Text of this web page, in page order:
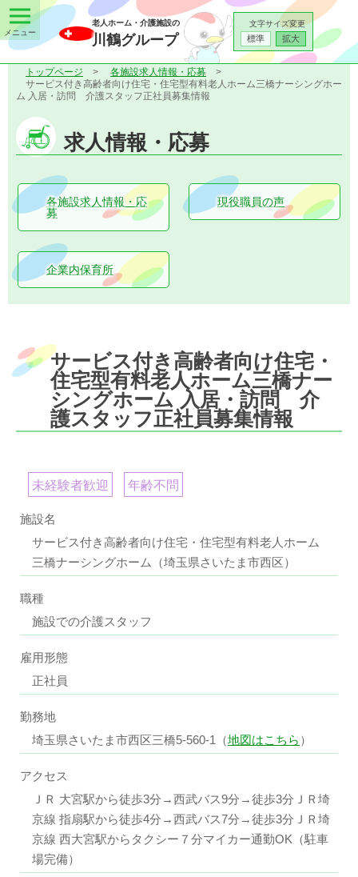
老人ホーム・介護施設の
川鶴グループ
文字サイズ変更
標準 拡大
トップページ
各施設求人情報・応募
サービス付き高齢者向け住宅・住宅型有料老人ホーム三橋ナーシングホー
ム 入居・訪問 介護スタッフ正社員募集情報
求人情報・応募
各施設求人情報・応
募
現役職員の声
企業内保育所
サービス付き高齢者向け住宅・
住宅型有料老人ホーム三橋ナー
シングホーム 入居・訪問 介
護スタッフ正社員募集情報
未経験者歓迎 年齢不問
施設名
サービス付き高齢者向け住宅・住宅型有料老人ホーム
三橋ナーシングホーム（埼玉県さいたま市西区）
職種
施設での介護スタッフ
雇用形態
正社員
勤務地
埼玉県さいたま市西区三橋5-560-1（地図はこちら ）
アクセス
ＪＲ 大宮駅から徒歩3分→西武バス9分→徒歩3分ＪＲ埼
京線 指扇駅から徒歩4分→西武バス7分→徒歩3分ＪＲ埼
京線 西大宮駅からタクシー７分マイカー通勤OK（駐車
場完備）